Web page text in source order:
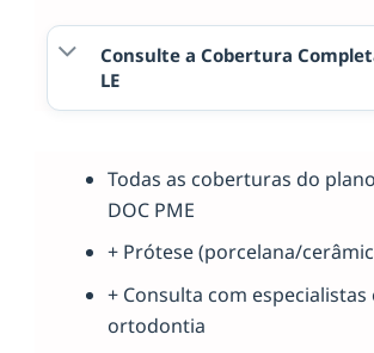
Consulte a Cobertura
LE
Todas as coberturas do
DOC PME
+ Prótese (porcelana/
+ Consulta com especialistas
ortodontia